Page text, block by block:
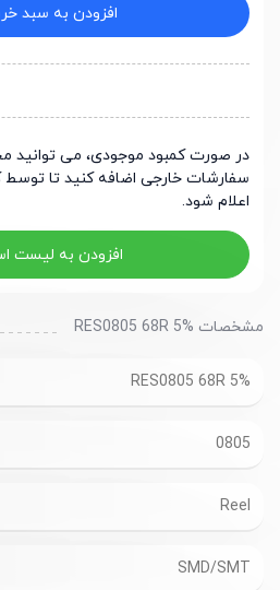
افزودن به سبد
در صورت کمبود موجودی، می توانید
سفارشات خارجی اضافه کنید تا
اعلام شود.
افزودن به لیست
مشخصات RES0805 68R 5%
RES0805 68R 5%
0805
Reel
SMD/SMT